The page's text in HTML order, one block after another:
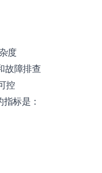
度
故障排查
控
标是：